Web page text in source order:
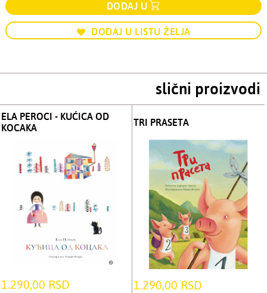
DODAJ U
DODAJ U LISTU ŽELJA
slični proizvodi
ELA PEROCI - KUĆICA OD
KOCAKA
1.290,00 RSD
TRI PRASETA
1.290,00 RSD